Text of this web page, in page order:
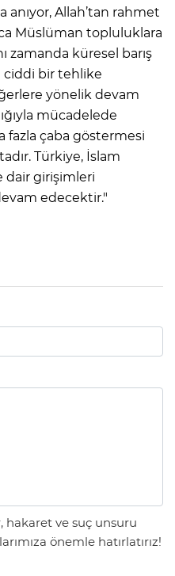
anıyor, Allah’tan rahmet
Müslüman topluluklara
zamanda küresel barış
bir tehlike
yönelik devam
mücadelede
fazla çaba göstermesi
Türkiye, İslam
dair girişimleri
edecektir."
hakaret ve suç unsuru
önemle hatırlatırız!